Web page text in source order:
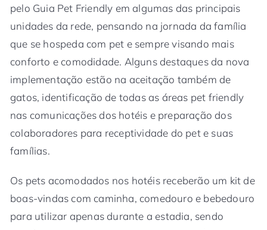
pelo Guia Pet Friendly em algumas das principais
unidades da rede, pensando na jornada da família
que se hospeda com pet e sempre visando mais
conforto e comodidade. Alguns destaques da nova
implementação estão na aceitação também de
gatos, identificação de todas as áreas pet friendly
nas comunicações dos hotéis e preparação dos
colaboradores para receptividade do pet e suas
famílias.
Os pets acomodados nos hotéis receberão um kit de
boas-vindas com caminha, comedouro e bebedouro
para utilizar apenas durante a estadia, sendo